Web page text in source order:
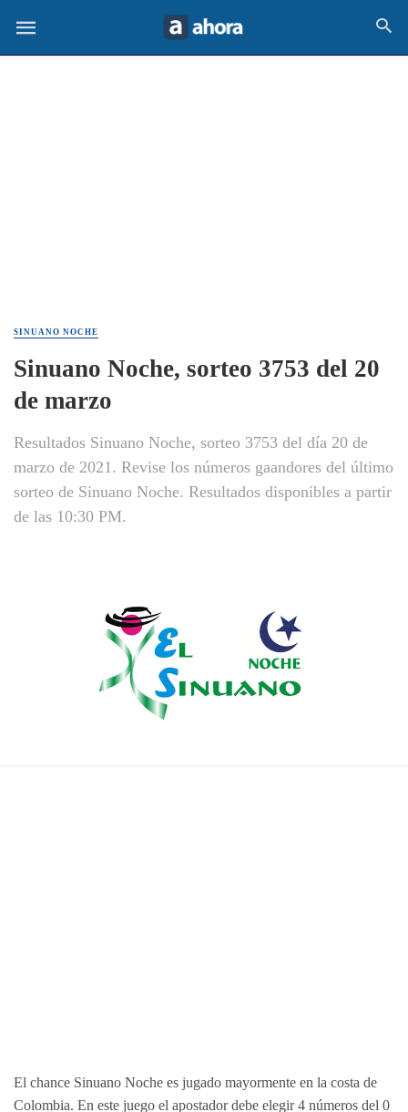
SINUANO NOCHE
Sinuano Noche, sorteo 3753 del 20
de marzo
Resultados Sinuano Noche, sorteo 3753 del día 20 de
marzo de 2021. Revise los números gaandores del último
sorteo de Sinuano Noche. Resultados disponibles a partir
de las 10:30 PM.
El chance Sinuano Noche es jugado mayormente en la costa de
Colombia. En este juego el apostador debe elegir 4 números del 0